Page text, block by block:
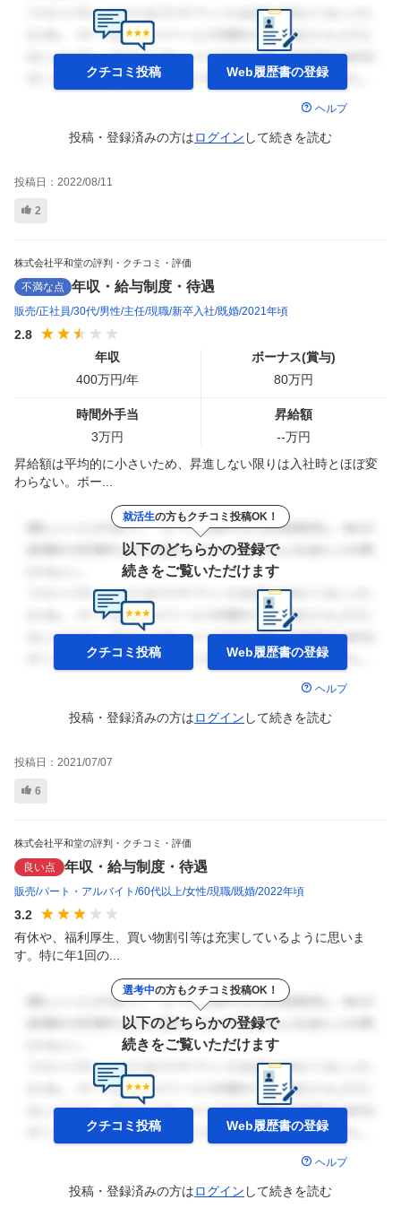
クチコミ投稿 Web履歴書の登録
ヘルプ
投稿・登録済みの方はログイン して続きを読む
投稿日： 2022/08/11
2
株式会社平和堂の評判・クチコミ・評価
不満な点 年収・給与制度・待遇
販売 正社員 30代 男性 主任 現職 新卒入社 既婚 2021年頃
2.8
年収
400万円/年
ボーナス(賞与)
80万円
時間外手当
3万円
昇給額
--万円
昇給額は平均的に小さいため、昇進しない限りは入社時とほぼ変
わらない。ボー...
就活生の方もクチコミ投稿OK！
以下のどちらかの登録で
続きをご覧いただけます
クチコミ投稿 Web履歴書の登録
ヘルプ
投稿・登録済みの方はログイン して続きを読む
投稿日： 2021/07/07
6
株式会社平和堂の評判・クチコミ・評価
良い点 年収・給与制度・待遇
販売 パート・アルバイト 60代以上 女性 現職 既婚 2022年頃
3.2
有休や、福利厚生、買い物割引等は充実しているように思いま
す。特に年1回の...
選考中の方もクチコミ投稿OK！
以下のどちらかの登録で
続きをご覧いただけます
クチコミ投稿 Web履歴書の登録
ヘルプ
投稿・登録済みの方はログイン して続きを読む